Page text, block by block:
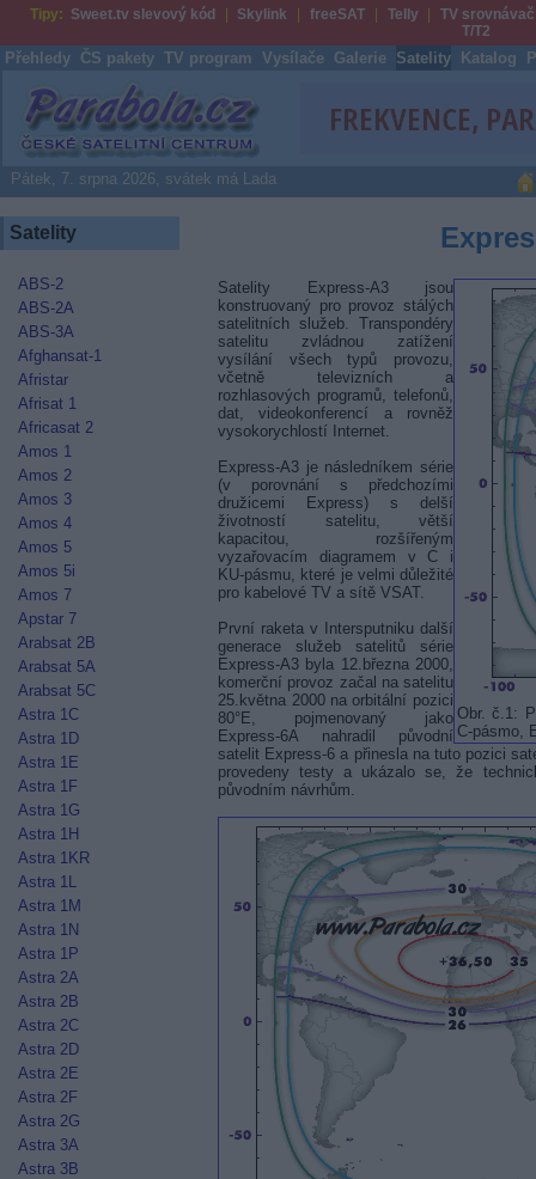
Tipy: Sweet.tv slevový kód Skylink freeSAT Telly
TV srovnávač
T/T2
Přehledy ČS pakety TV program Vysílače Galerie Satelity Katalog
Parabola.cz
Pátek, 7. srpna 2026, svátek má Lada
Satelity
ABS-2
ABS-2A
ABS-3A
Afghansat-1
Afristar
Afrisat 1
Africasat 2
Amos 1
Amos 2
Amos 3
Amos 4
Amos 5
Amos 5i
Amos 7
Apstar 7
Arabsat 2B
Arabsat 5A
Arabsat 5C
Astra 1C
Astra 1D
Astra 1E
Astra 1F
Astra 1G
Astra 1H
Astra 1KR
Astra 1L
Astra 1M
Astra 1N
Astra 1P
Astra 2A
Astra 2B
Astra 2C
Astra 2D
Astra 2E
Astra 2F
Astra 2G
Astra 3A
Astra 3B
Obr. č.1:
C-pásmo,
Satelity Express-A3 jsou
konstruovaný pro provoz stálých
satelitních služeb. Transpondéry
satelitu zvládnou zatížení
vysílání všech typů provozu,
včetně televizních a
rozhlasových programů, telefonů,
dat, videokonferencí a rovněž
vysokorychlostí Internet.
Express-A3 je následníkem série
(v porovnání s předchozími
družicemi Express) s delší
životností satelitu, větší
kapacitou, rozšířeným
vyzařovacím diagramem v C i
KU-pásmu, které je velmi důležité
pro kabelové TV a sítě VSAT.
První raketa v Intersputniku další
generace služeb satelitů série
Express-A3 byla 12.března 2000,
komerční provoz začal na satelitu
25.května 2000 na orbitální pozici
80°E, pojmenovaný jako
Express-6A nahradil původní
satelit Express-6 a přinesla na tuto pozici
provedeny testy a ukázalo se, že
původním návrhům.